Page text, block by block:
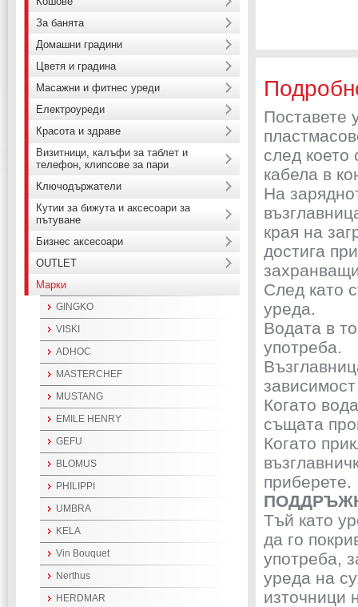
Поставете
след което
кабела в
На
края на
достига
След като
уреда.
Водата в
употреба.
Когато
същата
Когато
приберете.
Тъй като
да го
употреба,
уреда на
източници
За банята
Домашни градини
Цветя и градина
Масажни и фитнес уреди
Електроуреди
Красота и здраве
Визитници, калъфи за таблет и
телефон, клипсове за пари
Ключодържатели
Кутии за бижута и аксесоари за
пътуване
Бизнес аксесоари
OUTLET
Марки
GINGKO
VISKI
ADHOC
MASTERCHEF
MUSTANG
EMILE HENRY
GEFU
BLOMUS
PHILIPPI
UMBRA
KELA
Vin Bouquet
Nerthus
HERDMAR